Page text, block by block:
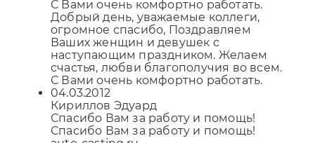
С Вами очень комфортно работать.
Добрый день, уважаемые коллеги,
огромное спасибо, Поздравляем
Ваших женщин и девушек с
наступающим праздником. Желаем
счастья, любви благополучия во всем.
С Вами очень комфортно работать.
04.03.2012
Кириллов Эдуард
Спасибо Вам за работу и помощь!
Спасибо Вам за работу и помощь!